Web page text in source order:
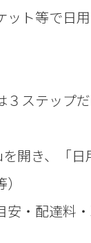
ット等で日
ステップだ
開き、「
安・配達料